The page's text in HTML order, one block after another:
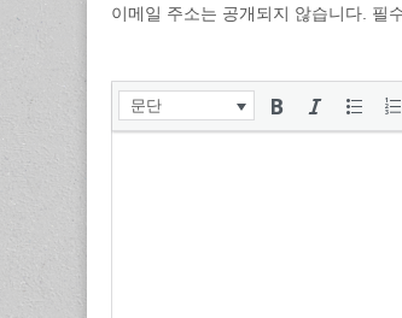
이메일 주소는 공개되지 않습니다. 필
문단